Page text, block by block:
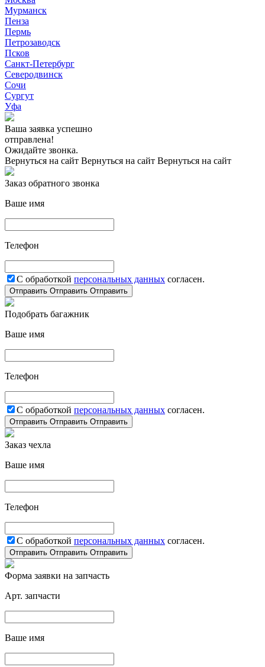
Мурманск
Пенза
Пермь
Петрозаводск
Псков
Санкт-Петербург
Северодвинск
Сочи
Сургут
Уфа
Ваша заявка успешно
отправлена!
Ожидайте звонка.
Вернуться на сайт Вернуться на сайт Вернуться на сайт
Заказ обратного звонка
Ваше имя
Телефон
С обработкой персональных данных согласен.
Отправить Отправить Отправить
Подобрать багажник
Ваше имя
Телефон
С обработкой персональных данных согласен.
Отправить Отправить Отправить
Заказ чехла
Ваше имя
Телефон
С обработкой персональных данных согласен.
Отправить Отправить Отправить
Форма заявки на запчасть
Арт. запчасти
Ваше имя